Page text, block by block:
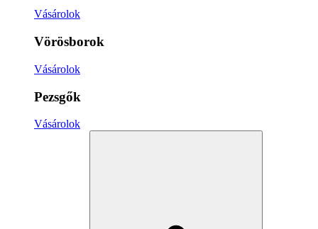
Vásárolok
Vörösborok
Vásárolok
Pezsgők
Vásárolok